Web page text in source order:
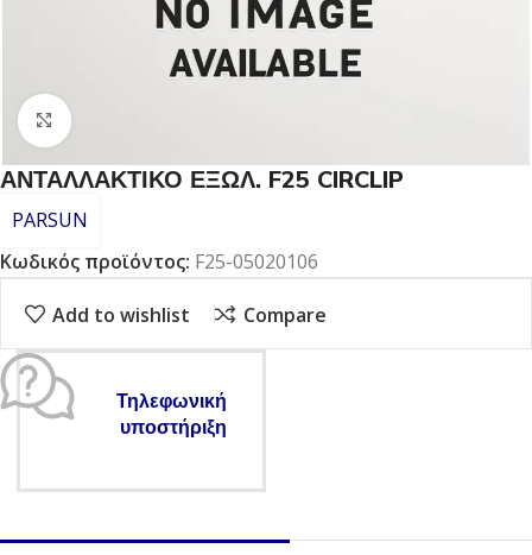
Click to enlarge
ΑΝΤΑΛΛΑΚΤΙΚΟ ΕΞΩΛ. F25 CIRCLIP
PARSUN
Κωδικός προϊόντος: F25-05020106
Add to wishlist Compare
Τηλεφωνική
υποστήριξη